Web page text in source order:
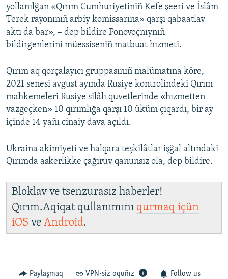
yollanılğan «Qırım Cumhuriyetiniñ Kefe şeeri ve İslâm
Terek rayonınıñ arbiy komissarına» qarşı qabaatlav
aktı da bar», – dep bildire Ponovoçnıynıñ
bildirgenlerini müessiseniñ matbuat hızmeti.
Qırım aq qorçalayıcı gruppasınıñ malümatına köre,
2021 senesi avgust ayında Rusiye kontrolindeki Qırım
mahkemeleri Rusiye silâlı quvetlerinde «hızmetten
vazgeçken» 10 qırımlığa qarşı 10 üküm çıqardı, bir ay
içinde 14 yañı cinaiy dava açıldı.
Ukraina akimiyeti ve halqara teşkilâtlar işğal altındaki
Qırımda askerlikke çağıruv qanunsız ola, dep bildire.
Bloklav ve tsenzurasız haberler!
Qırım.Aqiqat qullanımını qurmaq içün
iOS ve Android.
Paylaşmaq VPN-siz oquñız Follow us